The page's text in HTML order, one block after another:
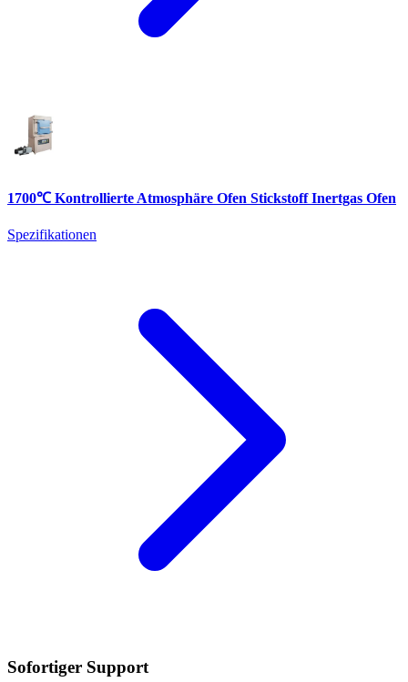
1700℃ Kontrollierte Atmosphäre Ofen Stickstoff Inertgas Ofen
Spezifikationen
Sofortiger Support